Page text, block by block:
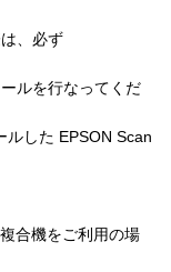
、必ず
を行なってくだ
した EPSON Scan
機をご利用の場